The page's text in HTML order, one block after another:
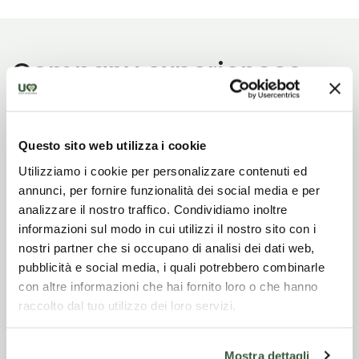
Questo sito web utilizza i cookie
Utilizziamo i cookie per personalizzare contenuti ed
annunci, per fornire funzionalità dei social media e per
analizzare il nostro traffico. Condividiamo inoltre
informazioni sul modo in cui utilizzi il nostro sito con i
nostri partner che si occupano di analisi dei dati web,
pubblicità e social media, i quali potrebbero combinarle
con altre informazioni che hai fornito loro o che hanno
raccolto dal tuo utilizzo dei loro servizi.
Mostra dettagli
Company experiences
Degustazione
Reception
Visita guidata con
degustazione
Evo essence